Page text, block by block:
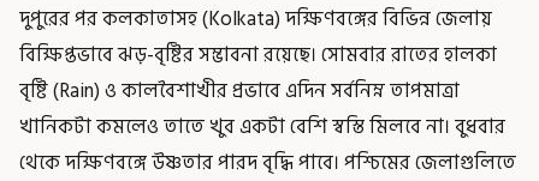
দুপুরের পর কলকাতাসহ (Kolkata) দক্ষিণবঙ্গের বিভিন্ন জেলায়
বিক্ষিপ্তভাবে ঝড়-বৃষ্টির সম্ভাবনা রয়েছে। সোমবার রাতের হালকা
বৃষ্টি (Rain) ও কালবৈশাখীর প্রভাবে এদিন সর্বনিম্ন তাপমাত্রা
খানিকটা কমলেও তাতে খুব একটা বেশি স্বস্তি মিলবে না। বুধবার
থেকে দক্ষিণবঙ্গে উষ্ণতার পারদ বৃদ্ধি পাবে। পশ্চিমের জেলাগুলিতে